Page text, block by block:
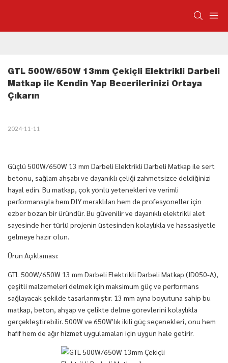
GTL 500W/650W 13mm Çekiçli Elektrikli Darbeli
Matkap ile Kendin Yap Becerilerinizi Ortaya
Çıkarın
2024-11-11
Güçlü 500W/650W 13 mm Darbeli Elektrikli Darbeli Matkap ile sert
betonu, sağlam ahşabı ve dayanıklı çeliği zahmetsizce deldiğinizi
hayal edin. Bu matkap, çok yönlü yetenekleri ve verimli
performansıyla hem DIY meraklıları hem de profesyoneller için
ezber bozan bir üründür. Bu güvenilir ve dayanıklı elektrikli alet
sayesinde her türlü projenin üstesinden kolaylıkla ve hassasiyetle
gelmeye hazır olun.
Ürün Açıklaması:
GTL 500W/650W 13 mm Darbeli Elektrikli Darbeli Matkap (ID050-A),
çeşitli malzemeleri delmek için maksimum güç ve performans
sağlayacak şekilde tasarlanmıştır. 13 mm ayna boyutuna sahip bu
matkap, beton, ahşap ve çelikte delme görevlerini kolaylıkla
gerçekleştirebilir. 500W ve 650W'lık ikili güç seçenekleri, onu hem
hafif hem de ağır hizmet uygulamaları için uygun hale getirir.